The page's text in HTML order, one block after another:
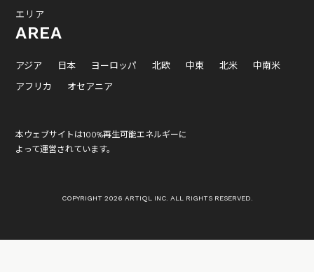
エリア
AREA
アジア 日本 ヨーロッパ 北欧 中東 北米
中南米
アフリカ
オセアニア
本ウェブサイトは100%再生可能エネルギーに
よって運営されています。
COPYRIGHT 2026 ARTIQL INC. ALL RIGHTS RESERVED.